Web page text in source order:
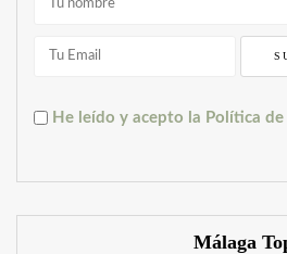
He leído y acepto la Política
Málaga